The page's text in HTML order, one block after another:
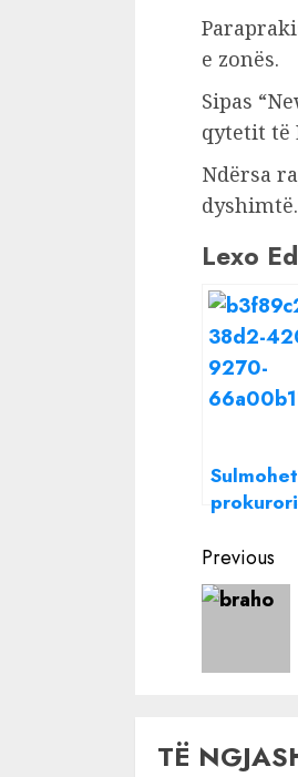
e zonës.
Sipas
qytetit të
Ndërsa
dyshimtë.
Lexo
Sulmohet
dyshimtë
rrugën në
Elbasan
Previous
TË